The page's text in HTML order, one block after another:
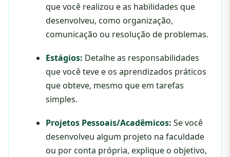
que você realizou e as habilidades que
desenvolveu, como organização,
comunicação ou resolução de problemas.
Estágios: Detalhe as responsabilidades
que você teve e os aprendizados práticos
que obteve, mesmo que em tarefas
simples.
Projetos Pessoais/Acadêmicos: Se você
desenvolveu algum projeto na faculdade
ou por conta própria, explique o objetivo,